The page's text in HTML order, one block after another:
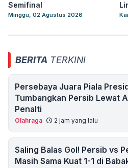
Semifinal
Minggu, 02 Agustus 2026
BERITA TERKINI
Persebaya Juara Piala
Tumbangkan Persib Lewat
Penalti
Olahraga 2 jam yang lalu
Saling Balas Gol! Persib vs
Masih Sama Kuat 1-1 di